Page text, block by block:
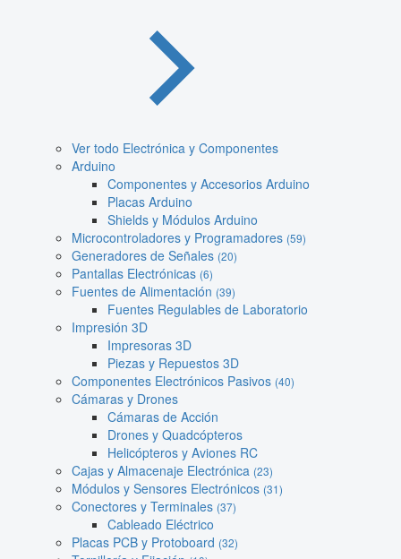
Ver todo Electrónica y Componentes
Arduino
Componentes y Accesorios Arduino
Placas Arduino
Shields y Módulos Arduino
Microcontroladores y Programadores (59)
Generadores de Señales (20)
Pantallas Electrónicas (6)
Fuentes de Alimentación (39)
Fuentes Regulables de Laboratorio
Impresión 3D
Impresoras 3D
Piezas y Repuestos 3D
Componentes Electrónicos Pasivos (40)
Cámaras y Drones
Cámaras de Acción
Drones y Quadcópteros
Helicópteros y Aviones RC
Cajas y Almacenaje Electrónica (23)
Módulos y Sensores Electrónicos (31)
Conectores y Terminales (37)
Cableado Eléctrico
Placas PCB y Protoboard (32)